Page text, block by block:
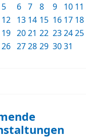
5
6 7 8 9 10 11
12 13 14 15 16 17 18
19 2021 22 232425
26 2728 29 3031